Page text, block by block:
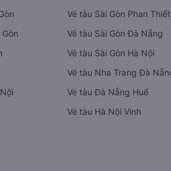
Vé tàu Sài Gòn Phan Thiết
Vé tàu Sài Gòn Đà Nẵng
Vé tàu Sài Gòn Hà Nội
Vé tàu Nha Trang Đà
Vé tàu Đà Nẵng Huế
Vé tàu Hà Nội Vinh